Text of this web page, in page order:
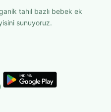
tahıl bazlı bebek ek
sunuyoruz.